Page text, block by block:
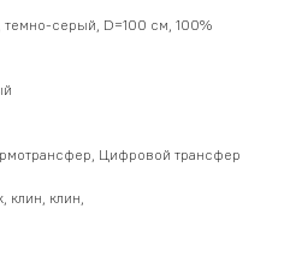
темно-серый, D=100 см, 100%
Цифровой трансфер
клин, клин,